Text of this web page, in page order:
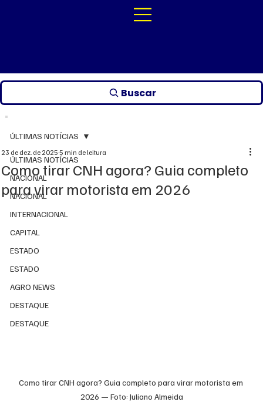
Buscar
ÚLTIMAS NOTÍCIAS
NACIONAL
NACIONAL
INTERNACIONAL
CAPITAL
ESTADO
ESTADO
AGRO NEWS
DESTAQUE
DESTAQUE
ÚLTIMAS NOTÍCIAS
Como tirar CNH agora? Guia completo
para virar motorista em 2026
23 de dez. de 20255 min de leitura
Como tirar CNH agora? Guia completo para virar motorista em
2026 — Foto: Juliano Almeida